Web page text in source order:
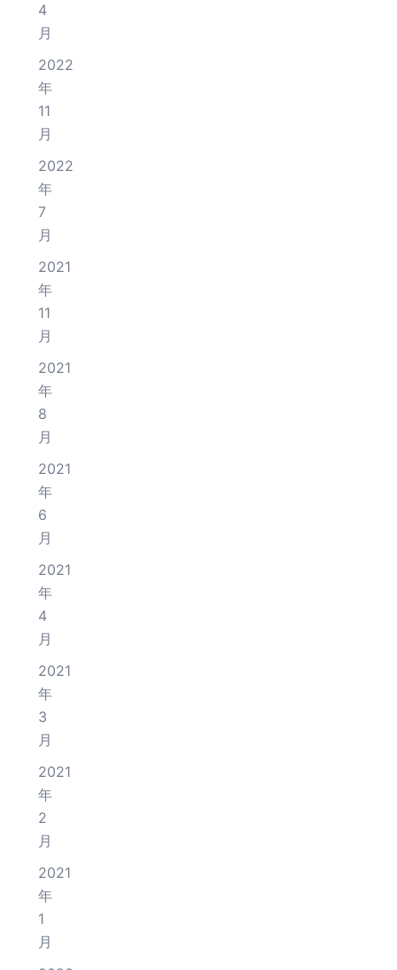
4
月
2022
年
11
月
2022
年
7
月
2021
年
11
月
2021
年
8
月
2021
年
6
月
2021
年
4
月
2021
年
3
月
2021
年
2
月
2021
年
1
月